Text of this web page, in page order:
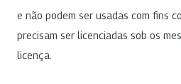
e não podem ser usadas com fins
precisam ser licenciadas sob os
licença.